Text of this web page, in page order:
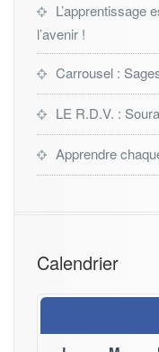
L’apprentissage
l’avenir !
Carrousel :
LE R.D.V. :
Apprendre
Calendrier